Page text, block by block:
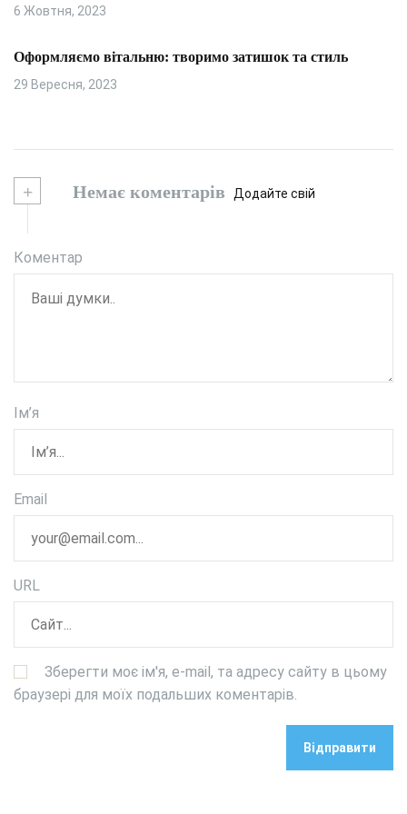
6 Жовтня, 2023
Оформляємо вітальню: творимо затишок та стиль
29 Вересня, 2023
+ Немає коментарів Додайте свій
Коментар
Ім’я
Email
URL
Зберегти моє ім'я, e-mail, та адресу сайту в цьому
браузері для моїх подальших коментарів.